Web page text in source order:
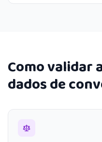
Como validar
dados de